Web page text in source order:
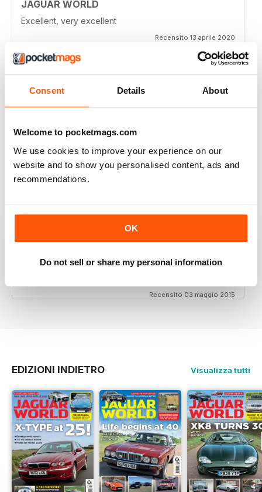
Consent Details About
Welcome to pocketmags.com
We use cookies to improve your experience on our
website and to show you personalised content, ads and
recommendations.
OK
Do not sell or share my personal information
JAGUAR WORLD
Excellent, very excellent
Recensito 13 aprile 2020
mag that subscribe to. Keep up the great work!
Recensito 20 febbraio 2020
JAGUAR
Hi I have just purchased a 2002 xjr 100 .great car .just
,looks great and runs the same.i would like any
information from other owners ,thank you ,Ray.
Recensito 03 maggio 2015
EDIZIONI INDIETRO Visualizza tutti